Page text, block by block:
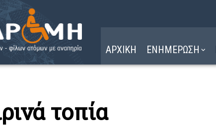
ΑΡΧΙΚΗ ΕΝΗΜΕΡΩΣΗ
τοπία